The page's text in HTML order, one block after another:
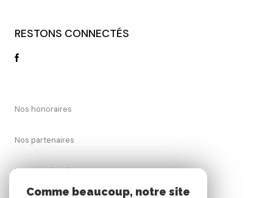
RESTONS CONNECTÉS
Nos honoraires
Nos partenaires
Mentions légales
Comme beaucoup, notre site